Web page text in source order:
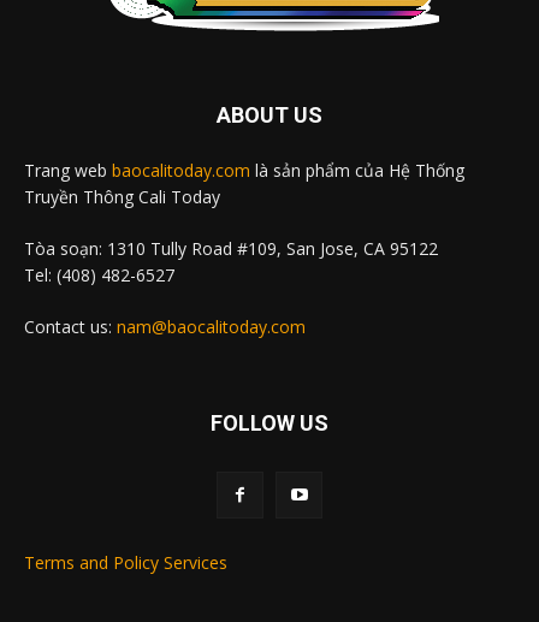
ABOUT US
Trang web baocalitoday.com là sản phẩm của Hệ Thống
Truyền Thông Cali Today
Tòa soạn: 1310 Tully Road #109, San Jose, CA 95122
Tel: (408) 482-6527
Contact us: nam@baocalitoday.com
FOLLOW US
Terms and Policy Services